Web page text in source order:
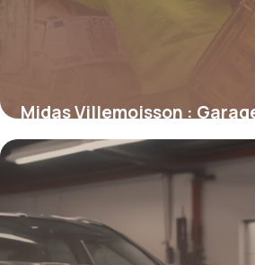
Midas Villemoisson :
13 mai 2026